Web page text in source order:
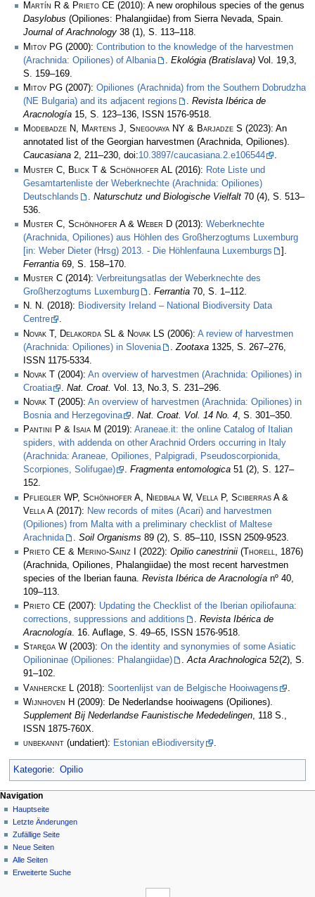
Martín R & Prieto CE (2010): A new orophilous species of the genus
Dasylobus (Opiliones: Phalangiidae) from Sierra Nevada, Spain.
Journal of Arachnology 38 (1), S. 113–118.
Mitov PG (2000): Contribution to the knowledge of the harvestmen
(Arachnida: Opiliones) of Albania
Ekológia (Bratislava) Vol. 19,3,
S. 159–169.
Mitov PG (2007): Opiliones (Arachnida) from the Southern Dobrudzha
(NE Bulgaria) and its adjacent regions
. Revista Ibérica de
Aracnología 15, S. 123–136, ISSN 1576-9518.
Modebadze N, Martens J, Snegovaya NY & Barjadze S (2023): An
annotated list of the Georgian harvestmen (Arachnida, Opiliones).
Caucasiana 2, 211–230, doi:10.3897/caucasiana.2.e106544
.
Muster C, Blick T & Schönhofer AL
(2016): Rote Liste und
Gesamtartenliste der Weberknechte (Arachnida: Opiliones)
Deutschlands
Naturschutz und Biologische Vielfalt 70 (4), S. 513–
536.
Muster C, Schönhofer A & Weber D (2013): Weberknechte
(Arachnida, Opiliones) aus Höhlen des Großherzogtums Luxemburg
[in: Weber Dieter (Hrsg) 2013. - Die Höhlenfauna Luxemburgs
].
Ferrantia 69, S. 158–170.
Muster C (2014): Verbreitungsatlas der Weberknechte des
Großherzogtums Luxemburg
. Ferrantia 70, S. 1–112.
N. N. (2018): Biodiversity Ireland – National Biodiversity Data
Centre
.
Novak T, Delakorda SL & Novak LS (2006): A review of harvestmen
(Arachnida: Opiliones) in Slovenia
Zootaxa 1325, S. 267–276,
ISSN 1175-5334.
Novak T (2004): An overview of harvestmen (Arachnida: Opiliones) in
Croatia
. Nat. Croat. Vol. 13, No.3, S. 231–296.
Novak T
(2005): An overview of harvestmen (Arachnida: Opiliones) in
Bosnia and Herzegovina
. Nat. Croat. Vol. 14 No. 4, S. 301–350.
Pantini P & Isaia M (2019): Araneae.it: the online Catalog of Italian
spiders, with addenda on other Arachnid Orders occurring in Italy
(Arachnida: Araneae, Opiliones, Palpigradi, Pseudoscorpionida,
Scorpiones, Solifugae)
. Fragmenta entomologica 51 (2), S. 127–
152.
Pfliegler WP, Schönhofer A, Niedbała W, Vella P, Sciberras A &
Vella A (2017): New records of mites (Acari) and harvestmen
(Opiliones) from Malta with a preliminary checklist of Maltese
Arachnida
Soil Organisms 89 (2), S. 85–110, ISSN 2509-9523.
Prieto CE & Merino-Sainz I
(2022): Opilio canestrinii (Thorell, 1876)
(Arachnida, Opiliones, Phalangiidae) the most recent harvestmen
species of the Iberian fauna. Revista Ibérica de Aracnología nº 40,
109–113.
Prieto CE (2007): Updating the Checklist of the Iberian opiliofauna:
corrections, suppressions and additions
. Revista Ibérica de
Aracnología. 16. Auflage, S. 49–65, ISSN 1576-9518.
Staręga W (2003): On the identity and synonymies of some Asiatic
Opilioninae (Opiliones: Phalangiidae)
.Acta Arachnologica 52(2), S.
91–102.
Vanhercke L
(2018): Soortenlijst van de Belgische Hooiwagens
Wijnhoven H (2009): De Nederlandse hooiwagens (Opiliones).
Supplement Bij Nederlandse Faunistische Mededelingen, 118 S.,
ISSN 1875-760X.
unbekannt (undatiert): Estonian eBiodiversity .
Kategorie: Opilio
Navigation
Hauptseite
Letzte Änderungen
Zufällige Seite
Neue Seiten
Alle Seiten
Erweiterte Suche